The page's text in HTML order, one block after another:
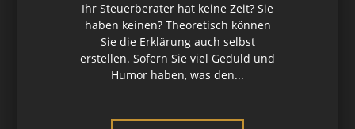
Ihr Steuerberater hat keine Zeit? Sie
haben keinen? Theoretisch können
Sie die Erklärung auch selbst
erstellen. Sofern Sie viel Geduld und
Humor haben, was den...